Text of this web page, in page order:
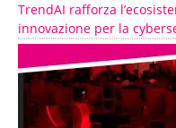
TrendAI rafforza
innovazione per la